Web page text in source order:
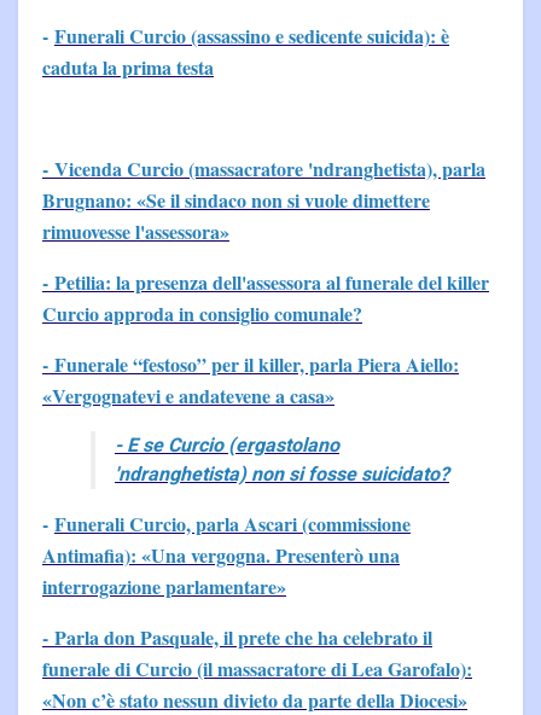
- Funerali Curcio (assassino e sedicente suicida): è
caduta la prima testa
- Vicenda Curcio (massacratore 'ndranghetista), parla
Brugnano: «Se il sindaco non si vuole dimettere
rimuovesse l'assessora»
- Petilia: la presenza dell'assessora al funerale del killer
Curcio approda in consiglio comunale?
- Funerale “festoso” per il killer, parla Piera Aiello:
«Vergognatevi e andatevene a casa»
- E se Curcio (ergastolano
'ndranghetista) non si fosse suicidato?
- Funerali Curcio, parla Ascari (commissione
Antimafia): «Una vergogna. Presenterò una
interrogazione parlamentare»
- Parla don Pasquale, il prete che ha celebrato il
funerale di Curcio (il massacratore di Lea Garofalo):
«Non c’è stato nessun divieto da parte della Diocesi»